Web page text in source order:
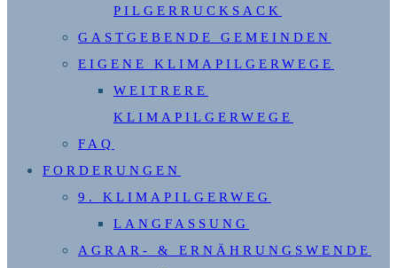
PILGERRUCKSACK
GASTGEBENDE GEMEINDEN
EIGENE KLIMAPILGERWEGE
WEITRERE
KLIMAPILGERWEGE
FAQ
FORDERUNGEN
9. KLIMAPILGERWEG
LANGFASSUNG
AGRAR- & ERNÄHRUNGSWENDE